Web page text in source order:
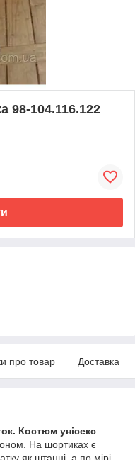
98-104.116.122
про товар Доставка
Костюм унісекс
На шортиках є
як штанці, а по мірі